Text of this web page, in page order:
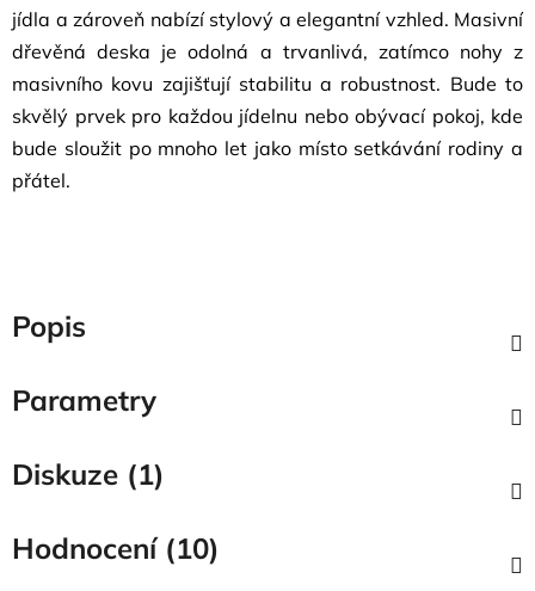
jídla a zároveň nabízí stylový a elegantní vzhled. Masivní
dřevěná deska je odolná a trvanlivá, zatímco nohy z
masivního kovu zajišťují stabilitu a robustnost. Bude to
skvělý prvek pro každou jídelnu nebo obývací pokoj, kde
bude sloužit po mnoho let jako místo setkávání rodiny a
přátel.
Popis
Parametry
Diskuze (1)
Hodnocení (10)